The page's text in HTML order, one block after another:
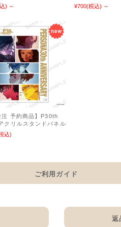
) ～
¥700(税込) ～
注 予約商品】P30th
クリルスタンドパネル
込)
ご利用ガイド
返